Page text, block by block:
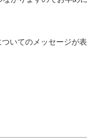
いてのメッセージが